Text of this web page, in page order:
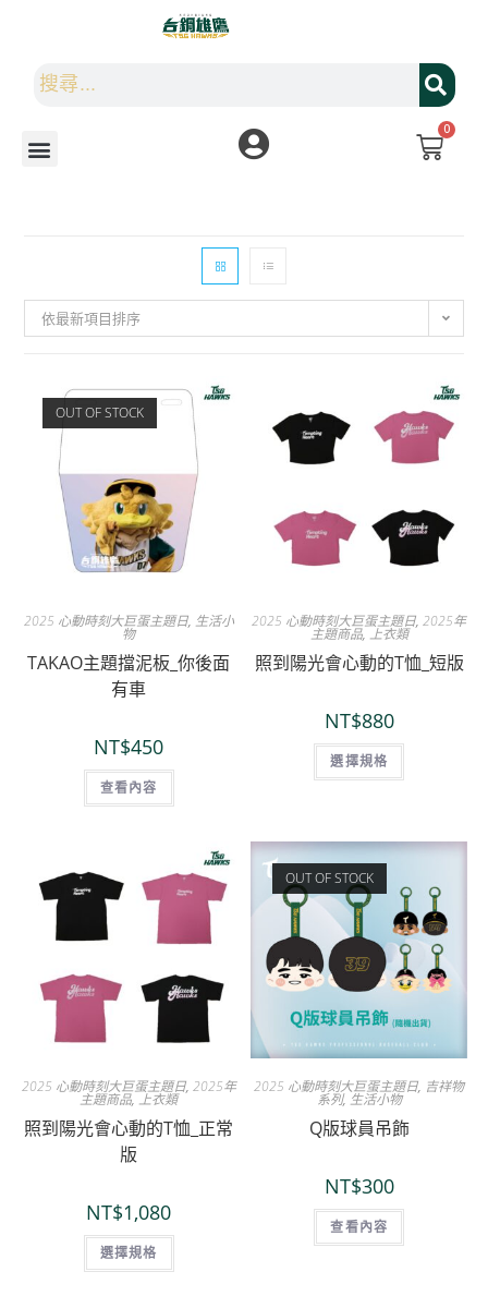
0
依最新項目排序
OUT OF STOCK
2025 心動時刻大巨蛋主題日, 生活小
物
TAKAO主題擋泥板_你後面
有車
NT$450
查看內容
2025 心動時刻大巨蛋主題日,2025年
主題商品, 上衣類
照到陽光會心動的T恤_短版
NT$880
選擇規格
2025 心動時刻大巨蛋主題日, 2025年
主題商品, 上衣類
照到陽光會心動的T恤_正常
版
NT$1,080
選擇規格
OUT OF STOCK
2025 心動時刻大巨蛋主題日, 吉祥物
系列, 生活小物
Q版球員吊飾
NT$300
查看內容